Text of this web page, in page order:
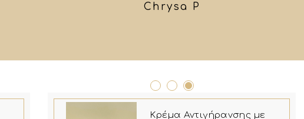
Chrysa P
Κρέμα Αντιγήρανσης με